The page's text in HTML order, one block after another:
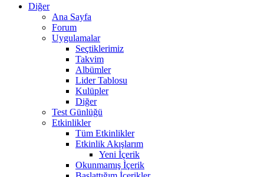
Diğer
Ana Sayfa
Forum
Uygulamalar
Seçtiklerimiz
Takvim
Albümler
Lider Tablosu
Kulüpler
Diğer
Test Günlüğü
Etkinlikler
Tüm Etkinlikler
Etkinlik Akışlarım
Yeni İçerik
Okunmamış İçerik